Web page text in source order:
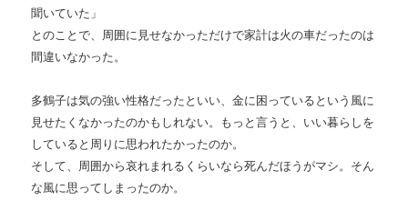
聞いていた」
とのことで、周囲に見せなかっただけで家計は火の車だったのは
間違いなかった。
多鶴子は気の強い性格だったといい、金に困っているという風に
見せたくなかったのかもしれない。もっと言うと、いい暮らしを
していると周りに思われたかったのか。
そして、周囲から哀れまれるくらいなら死んだほうがマシ。そん
な風に思ってしまったのか。